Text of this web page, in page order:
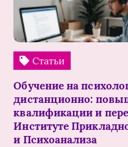
Статьи
Обучение на
дистанционно:
квалификации и
Институте
и Психоанализа